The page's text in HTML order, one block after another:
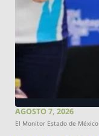
AGOSTO 7, 2026
El Monitor Estado de México